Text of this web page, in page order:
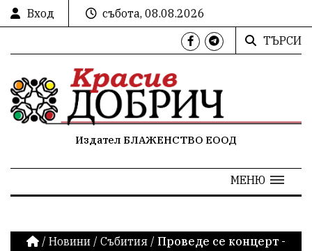
Вход
събота, 08.08.2026
ТЪРСИ
Издател БЛАЖЕНСТВО ЕООД
МЕНЮ
/ Новини / Събития / Проведе се концерт -